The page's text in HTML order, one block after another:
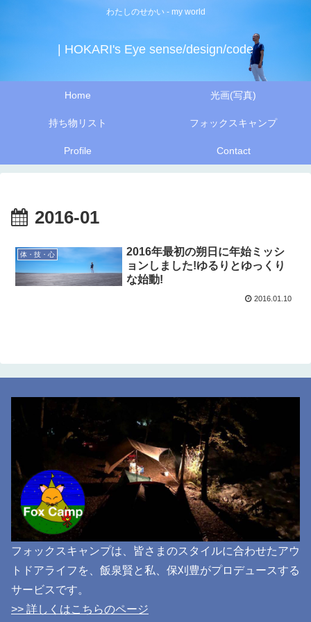
わたしのせかい - my world
| HOKARI's Eye sense/design/code
Home 光画(写真)
持ち物リスト フォックスキャンプ
Profile Contact
2016-01
体・技・心
2016年最初の朔日に年始ミッシ
ョンしました!ゆるりとゆっくり
な始動!
2016.01.10
フォックスキャンプは、皆さまのスタイルに合わせたアウ
トドアライフを、飯泉賢と私、保刈豊がプロデュースする
サービスです。
>> 詳しくはこちらのページ